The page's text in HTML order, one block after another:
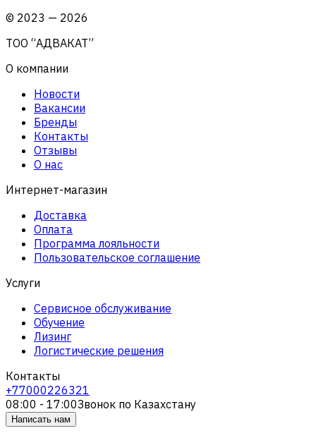
© 2023 — 2026
ТОО “АДВАКАТ”
О компании
Новости
Вакансии
Бренды
Контакты
Отзывы
О нас
Интернет-магазин
Доставка
Оплата
Программа лояльности
Пользовательское соглашение
Услуги
Сервисное обслуживание
Обучение
Лизинг
Логистические решения
Контакты
+77000226321
08:00 - 17:00Звонок по Казахстану
Написать нам